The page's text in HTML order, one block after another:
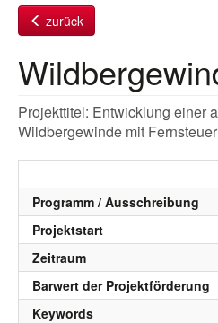
zurück
Projekttitel: Entwicklung einer
Wildbergewinde mit
Programm / Ausschreibung
Projektstart
Zeitraum
Barwert der Projektförderung
Keywords